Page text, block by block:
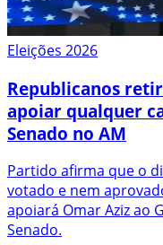
Eleições 2026
Republicanos
apoiar qualquer
Senado no AM
Partido afirma que o
votado e nem
apoiará Omar Aziz ao
Senado.